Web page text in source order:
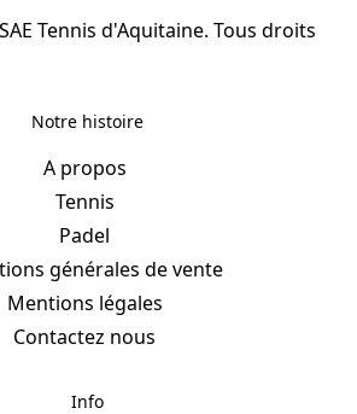
Tennis d'Aquitaine. Tous droits
Notre histoire
A propos
Tennis
Padel
générales de vente
Mentions légales
Contactez nous
Info